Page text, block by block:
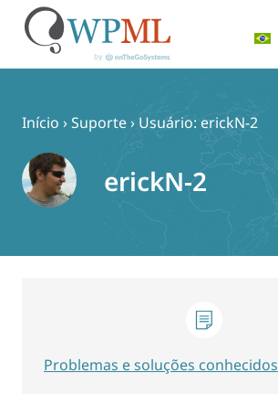
Início ›Suporte› Usuário: erickN-2
erickN-2
Problemas e soluções conhecidos